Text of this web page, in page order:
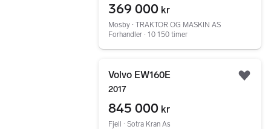
369 000 kr
Mosby ∙ TRAKTOR OG MASKIN AS
Forhandler ∙ 10 150 timer
Volvo EW160E
2017
845 000 kr
Fjell ∙ Sotra Kran As